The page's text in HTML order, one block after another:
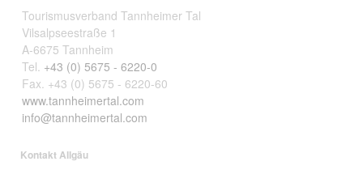
Tourismusverband Tannheimer Tal
Vilsalpseestraße 1
A-6675 Tannheim
Tel. +43 (0) 5675 - 6220-0
Fax. +43 (0) 5675 - 6220-60
www.tannheimertal.com
info@tannheimertal.com
Kontakt Allgäu